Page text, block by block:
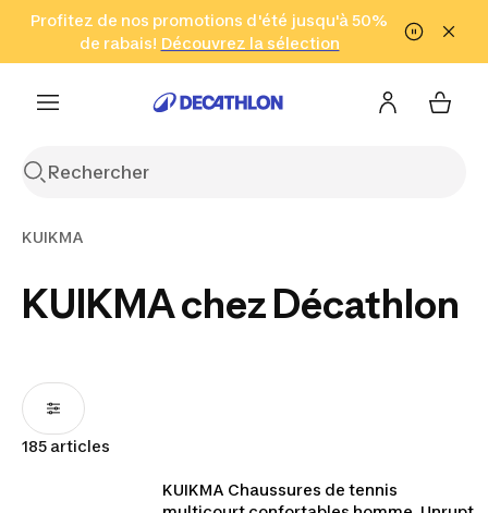
Aller à la recherche Aller au contenu Aller au pied de
Profitez de nos promotions d'été jusqu'à 50%
de rabais! Découvrez la sélection
Cliquez ici
en seulement 2 h!
(Zones sélectionnées)
KUIKMA
KUIKMA chez Décathlon
185 articles
KUIKMA Chaussures de tennis